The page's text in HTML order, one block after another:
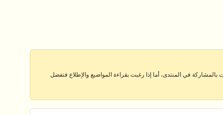
بالمشاركة في المنتدى، أما إذا رغبت بقراءة المواضيع والإطلاع فتفضل